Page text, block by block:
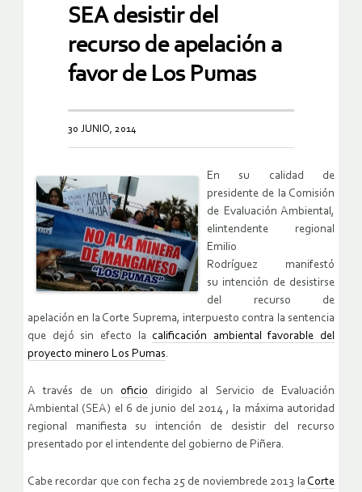
SEA desistir del
recurso de apelación a
favor de Los Pumas
30 JUNIO, 2014
En su calidad de
presidente de la Comisión
de Evaluación Ambiental,
elintendente regional
Emilio
Rodríguez manifestó
su intención de desistirse
del recurso de
apelación en la Corte Suprema, interpuesto contra la sentencia
que dejó sin efecto la calificación ambiental favorable del
proyecto minero Los Pumas.
A través de un oficio dirigido al Servicio de Evaluación
Ambiental (SEA) el 6 de junio del 2014 , la máxima autoridad
regional manifiesta su intención de desistir del recurso
presentado por el intendente del gobierno de Piñera.
Cabe recordar que con fecha 25 de noviembrede 2013 la Corte